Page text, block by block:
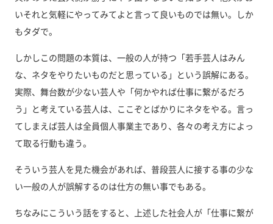
いそれと気軽にやってみてよと言って良いものでは無い。しか
もタダで。
しかしこの問題の本質は、一般の人が持つ「若手芸人はみん
な、ネタをやりたいものだと思っている」という誤解にある。
実際、舞台数が少ない芸人や「何かやれば仕事に繋がるだろ
う」と考えている芸人は、ここぞとばかりにネタをやる。言っ
てしまえば芸人は全員個人事業主であり、各々の考え方によっ
て取る行動も違う。
そういう芸人を見た機会があれば、普段芸人に接する事の少な
い一般の人が誤解するのは仕方の無い事でもある。
ちなみにこういう話をすると、上述した社会人が「仕事に繋が